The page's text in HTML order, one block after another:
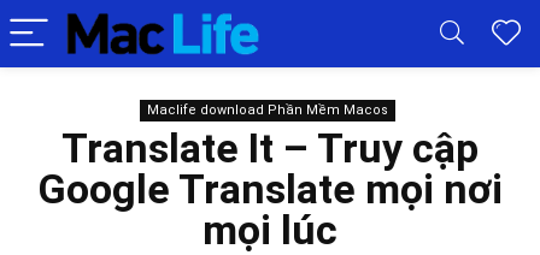
Maclife download Phần Mềm Macos
Translate It – Truy cập
Google Translate mọi nơi
mọi lúc